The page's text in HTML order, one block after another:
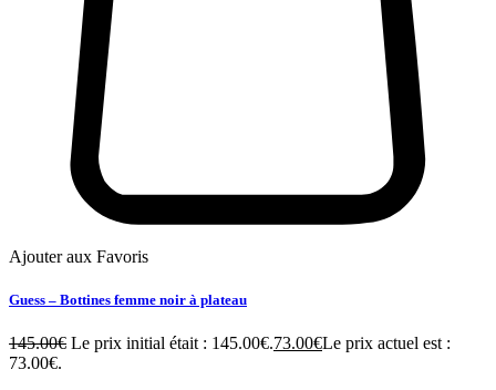
Ajouter aux Favoris
Guess – Bottines femme noir à plateau
145.00€ Le prix initial était : 145.00€.73.00€Le prix actuel est :
73.00€.